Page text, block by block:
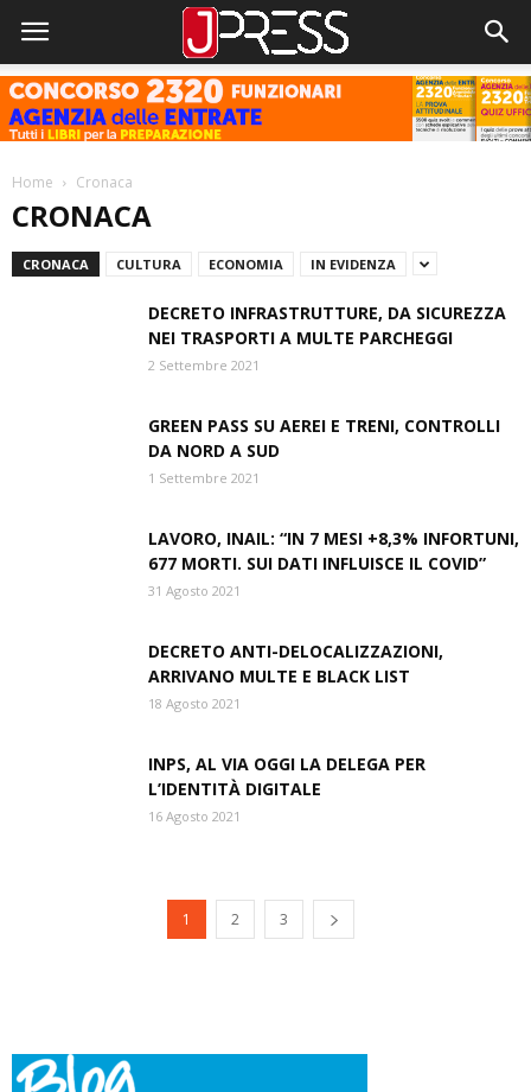
Home Cronaca
CRONACA
CRONACA CULTURA ECONOMIA IN EVIDENZA
DECRETO INFRASTRUTTURE, DA SICUREZZA
NEI TRASPORTI A MULTE PARCHEGGI
2 Settembre 2021
GREEN PASS SU AEREI E TRENI, CONTROLLI
DA NORD A SUD
1 Settembre 2021
LAVORO, INAIL: “IN 7 MESI +8,3% INFORTUNI,
677 MORTI. SUI DATI INFLUISCE IL COVID”
31 Agosto 2021
DECRETO ANTI-DELOCALIZZAZIONI,
ARRIVANO MULTE E BLACK LIST
18 Agosto 2021
INPS, AL VIA OGGI LA DELEGA PER
L’IDENTITÀ DIGITALE
16 Agosto 2021
1 2 3